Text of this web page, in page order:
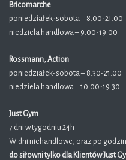
Bricomarche
poniedziałek-sobota – 8.00-21.00
niedziela handlowa – 9.00-19.00
Rossmann, Action
poniedziałek-sobota – 8.30-21.00
niedziela handlowa – 10.00-19.30
Just Gym
7 dni w tygodniu 24h
W dni niehandlowe, oraz po
do siłowni tylko dla Klientów Just